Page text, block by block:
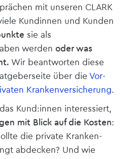
mit unseren CLARK
Kundinnen und Kunden
sie als
werden oder was
Wir beantworten diese
über die Vor-
Kranken­versicherung.
Kund:innen interessiert,
mit Blick auf die Kosten:
die private Kranken­
abdecken? Und wie